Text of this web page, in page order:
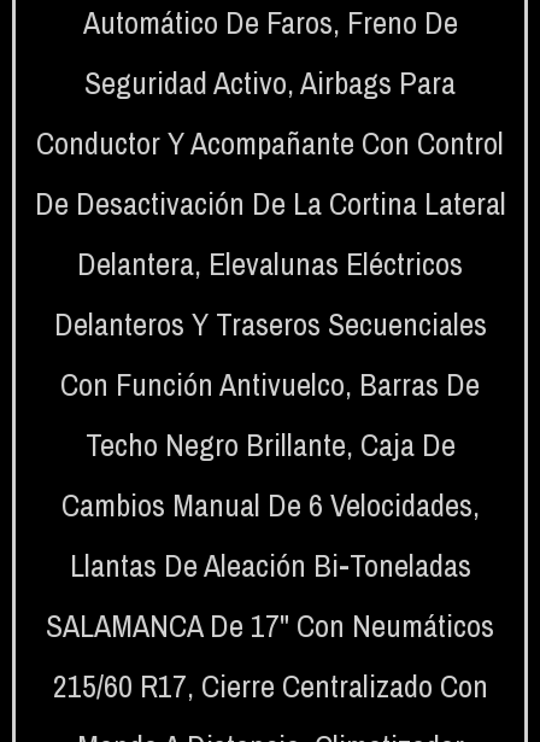
Automático De Faros, Freno De
Seguridad Activo,Airbags Para
Conductor Y Acompañante Con Control
De Desactivación De La Cortina Lateral
Delantera, Elevalunas Eléctricos
Delanteros Y Traseros Secuenciales
Con Función Antivuelco, Barras De
Techo Negro Brillante, Caja De
Cambios Manual De 6 Velocidades,
Llantas De Aleación Bi-Toneladas
SALAMANCA De 17" Con Neumáticos
215/60 R17, Cierre Centralizado Con